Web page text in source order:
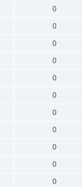
0
0
0
0
0
0
0
0
0
0
0